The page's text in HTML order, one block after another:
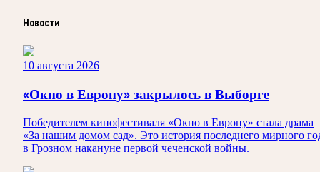
Новости
10 августа 2026
«Окно в Европу» закрылось в Выборге
Победителем кинофестиваля «Окно в Европу» стала драма
«За нашим домом сад». Это история последнего мирного
в Грозном накануне первой чеченской войны.